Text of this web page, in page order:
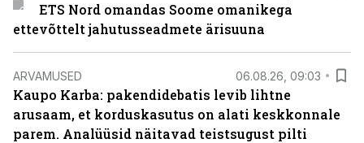
ETS Nord omandas Soome omanikega
ettevõttelt jahutusseadmete ärisuuna
ARVAMUSED 06.08.26, 09:03
Kaupo Karba: pakendidebatis levib lihtne
arusaam, et korduskasutus on alati keskkonnale
parem. Analüüsid näitavad teistsugust pilti